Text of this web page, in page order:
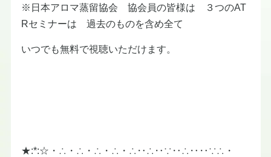
※日本アロマ蒸留協会 協会員の皆様は ３つのAT
Rセミナーは 過去のものを含め全て
いつでも無料で視聴いただけます。
★:*:☆・∴・∴・∴・∴・∴‥∴‥∵‥∴‥‥∵∴・